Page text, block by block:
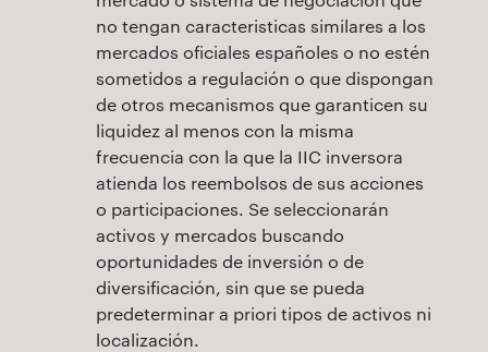
no tengan caracteristicas similares a los
mercados oficiales españoles o no estén
sometidos a regulación o que dispongan
de otros mecanismos que garanticen su
liquidez al menos con la misma
frecuencia con la que la IIC inversora
atienda los reembolsos de sus acciones
o participaciones. Se seleccionarán
activos y mercados buscando
oportunidades de inversión o de
diversificación, sin que se pueda
predeterminar a priori tipos de activos ni
localización.